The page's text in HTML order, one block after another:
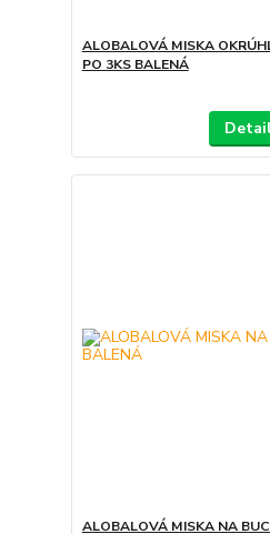
ALOBALOVÁ MISKA
PO 3KS BALENÁ
ALOBALOVÁ MISKA NA